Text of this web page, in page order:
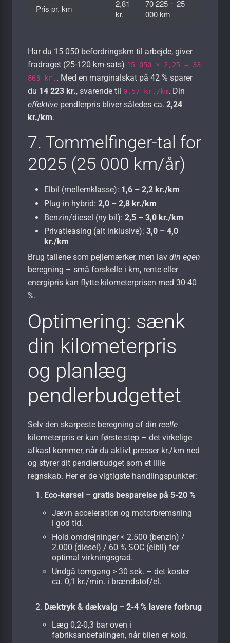
Pris pr. km
2,81
kr.
70 225 ÷ 25
000 km
Har du 15 050 befordrings­km til arbejde, giver
fradraget (25-120 km-sats) 15 050 × 2,25 = 33
863 kr. . Med en marginal­skat på 42 % sparer
du 14 223 kr., svarende til 0,57 kr./km. Din
effektive pendler­pris bliver således ca. 2,24
kr./km.
7. Tommelfinger-tal for
2025 (25 000 km/år)
Elbil (mellemklasse): 1,6 – 2,2 kr./km
Plug-in hybrid: 2,0 – 2,8 kr./km
Benzin/diesel (ny bil): 2,5 – 3,0 kr./km
Privatleasing (alt inklusive): 3,0 – 4,0
kr./km
Brug tallene som pejlemærker, men lav din egen
beregning – små forskelle i km, rente eller
energipris kan flytte kilometerprisen med 30-40
%.
Optimering: sænk
din kilometerpris
og planlæg
pendlerbudgettet
Selv den skarpeste beregning af din reelle
kilometerpris er kun første step – det virkelige
afkast kommer, når du aktivt presser kr./km ned
og styrer dit pendlerbudget som et lille
regnskab. Her er de vigtigste handlingspunkter:
Eco-kørsel – gratis besparelse på 5-20 %
Jævn acceleration og motorbremsning
i god tid.
Hold omdrejninger < 2.500 (benzin) /
2.000 (diesel) / 60 % SOC (elbil) for
optimal virkningsgrad.
Undgå tomgang > 30 sek. – det koster
ca. 0,1 kr./min. i brændstof/el.
Dæktryk & dækvalg – 2-4 % lavere forbrug
Læg 0,2-0,3 bar oven i
fabriksanbefalingen, når bilen er kold.